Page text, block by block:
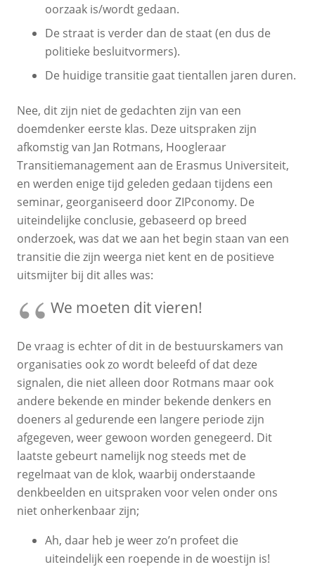
oorzaak is/wordt gedaan.
De straat is verder dan de staat (en dus de
politieke besluitvormers).
De huidige transitie gaat tientallen jaren duren.
Nee, dit zijn niet de gedachten zijn van een
doemdenker eerste klas. Deze uitspraken zijn
afkomstig van Jan Rotmans, Hoogleraar
Transitiemanagement aan de Erasmus Universiteit,
en werden enige tijd geleden gedaan tijdens een
seminar, georganiseerd door ZIPconomy. De
uiteindelijke conclusie, gebaseerd op breed
onderzoek, was dat we aan het begin staan van een
transitie die zijn weerga niet kent en de positieve
uitsmijter bij dit alles was:
We moeten dit vieren!
De vraag is echter of dit in de bestuurskamers van
organisaties ook zo wordt beleefd of dat deze
signalen, die niet alleen door Rotmans maar ook
andere bekende en minder bekende denkers en
doeners al gedurende een langere periode zijn
afgegeven, weer gewoon worden genegeerd. Dit
laatste gebeurt namelijk nog steeds met de
regelmaat van de klok, waarbij onderstaande
denkbeelden en uitspraken voor velen onder ons
niet onherkenbaar zijn;
Ah, daar heb je weer zo’n profeet die
uiteindelijk een roepende in de woestijn is!